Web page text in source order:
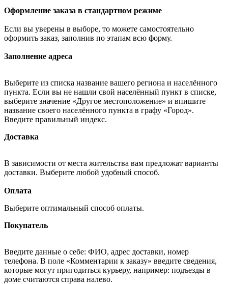
Оформление заказа в стандартном режиме
Если вы уверены в выборе, то можете самостоятельно
оформить заказ, заполнив по этапам всю форму.
Заполнение адреса
Выберите из списка название вашего региона и населённого
пункта. Если вы не нашли свой населённый пункт в списке,
выберите значение «Другое местоположение» и впишите
название своего населённого пункта в графу «Город».
Введите правильный индекс.
Доставка
В зависимости от места жительства вам предложат варианты
доставки. Выберите любой удобный способ.
Оплата
Выберите оптимальный способ оплаты.
Покупатель
Введите данные о себе: ФИО, адрес доставки, номер
телефона. В поле «Комментарии к заказу» введите сведения,
которые могут пригодиться курьеру, например: подъезды в
доме считаются справа налево.